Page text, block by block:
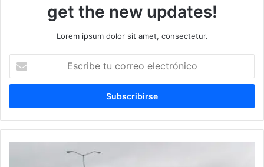
get the new updates!
Lorem ipsum dolor sit amet, consectetur.
correo